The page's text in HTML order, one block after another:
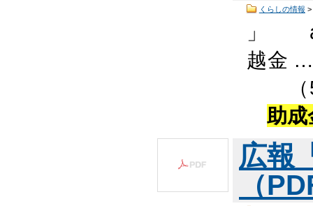
くらしの情報 >
越
助成
広報
（